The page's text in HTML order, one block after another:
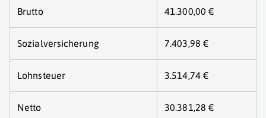
Brutto 41.300,00 €
Sozialversicherung 7.403,98 €
Lohnsteuer 3.514,74 €
Netto 30.381,28 €